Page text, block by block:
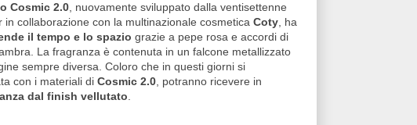
Cosmic 2.0, nuovamente sviluppato dalla ventisettenne
collaborazione con la multinazionale cosmetica Coty, ha
il tempo e lo spazio grazie a pepe rosa e accordi di
La fragranza è contenuta in un falcone metallizzato
sempre diversa. Coloro che in questi giorni si
con i materiali di Cosmic 2.0, potranno ricevere in
dal finish vellutato.